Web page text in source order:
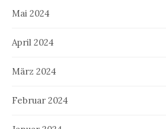
Mai 2024
April 2024
März 2024
Februar 2024